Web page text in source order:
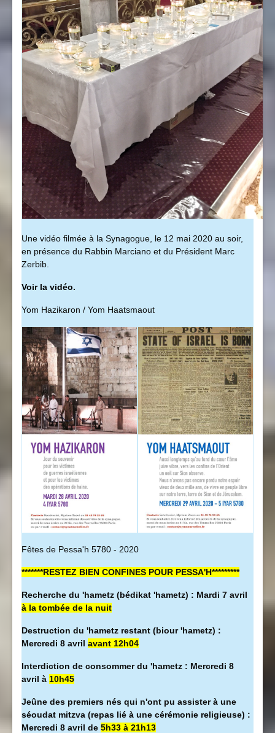
Une vidéo filmée à la Synagogue, le 12 mai 2020 au soir,
en présence du Rabbin Marciano et du Président Marc
Zerbib.
Voir la vidéo.
Yom Hazikaron / Yom Haatsmaout
Fêtes de Pessa'h 5780 - 2020
*******RESTEZ BIEN CONFINES POUR PESSA'H*********
Recherche du 'hametz (bédikat 'hametz) : Mardi 7 avril
à la tombée de la nuit
Destruction du 'hametz restant (biour 'hametz) :
Mercredi 8 avril avant 12h04
Interdiction de consommer du 'hametz : Mercredi 8
avril à 10h45
Jeûne des premiers nés qui n'ont pu assister à une
séoudat mitzva (repas lié à une cérémonie religieuse) :
Mercredi 8 avril de 5h33 à 21h13